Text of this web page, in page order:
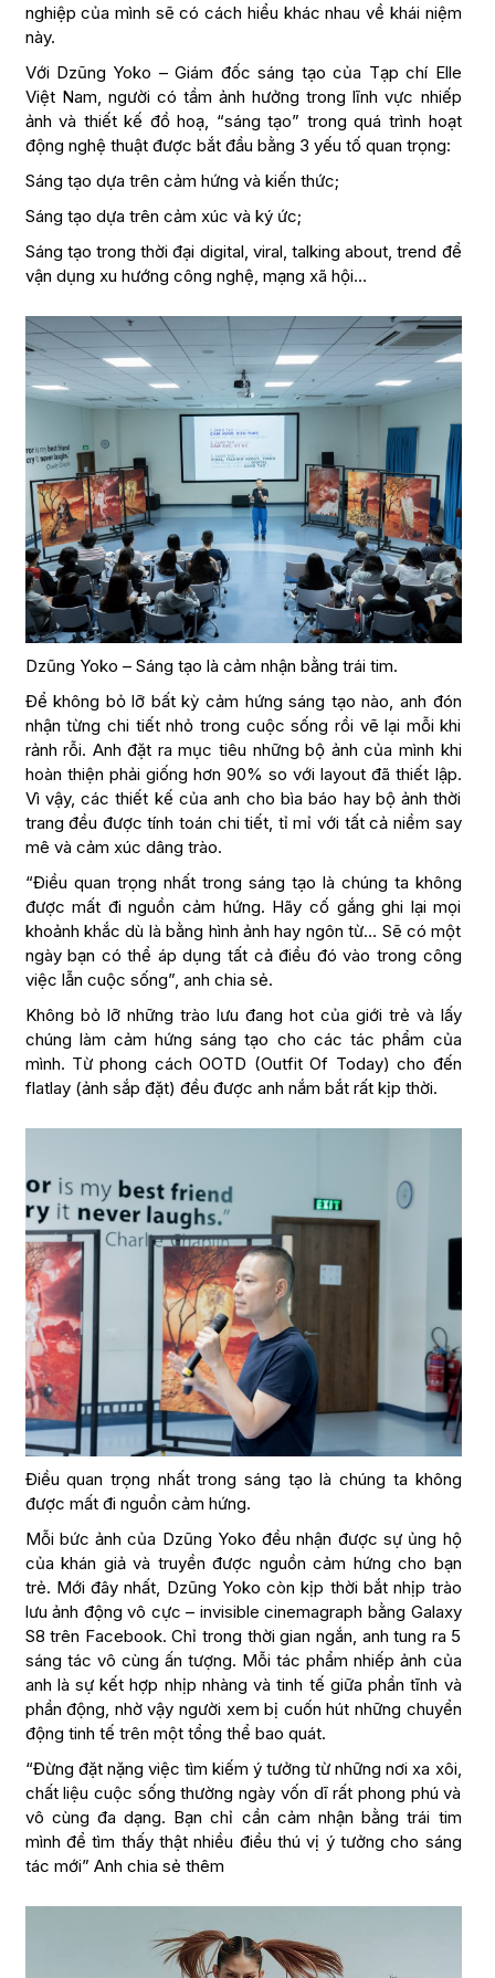
nghiệp của mình sẽ có cách hiểu khác nhau về khái niệm
này.
Với Dzũng Yoko – Giám đốc sáng tạo của Tạp chí Elle
Việt Nam, người có tầm ảnh hưởng trong lĩnh vực nhiếp
ảnh và thiết kế đồ hoạ, “sáng tạo” trong quá trình hoạt
động nghệ thuật được bắt đầu bằng 3 yếu tố quan trọng:
Sáng tạo dựa trên cảm hứng và kiến thức;
Sáng tạo dựa trên cảm xúc và ký ức;
Sáng tạo trong thời đại digital, viral, talking about, trend để
vận dụng xu hướng công nghệ, mạng xã hội…
Dzũng Yoko – Sáng tạo là cảm nhận bằng trái tim.
Để không bỏ lỡ bất kỳ cảm hứng sáng tạo nào, anh đón
nhận từng chi tiết nhỏ trong cuộc sống rồi vẽ lại mỗi khi
rảnh rỗi. Anh đặt ra mục tiêu những bộ ảnh của mình khi
hoàn thiện phải giống hơn 90% so với layout đã thiết lập.
Vì vậy, các thiết kế của anh cho bìa báo hay bộ ảnh thời
trang đều được tính toán chi tiết, tỉ mỉ với tất cả niềm say
mê và cảm xúc dâng trào.
“Điều quan trọng nhất trong sáng tạo là chúng ta không
được mất đi nguồn cảm hứng. Hãy cố gắng ghi lại mọi
khoảnh khắc dù là bằng hình ảnh hay ngôn từ… Sẽ có một
ngày bạn có thể áp dụng tất cả điều đó vào trong công
việc lẫn cuộc sống”, anh chia sẻ.
Không bỏ lỡ những trào lưu đang hot của giới trẻ và lấy
chúng làm cảm hứng sáng tạo cho các tác phẩm của
mình. Từ phong cách OOTD (Outfit Of Today) cho đến
flatlay (ảnh sắp đặt) đều được anh nắm bắt rất kịp thời.
Điều quan trọng nhất trong sáng tạo là chúng ta không
được mất đi nguồn cảm hứng.
Mỗi bức ảnh của Dzũng Yoko đều nhận được sự ủng hộ
của khán giả và truyền được nguồn cảm hứng cho bạn
trẻ. Mới đây nhất, Dzũng Yoko còn kịp thời bắt nhịp trào
lưu ảnh động vô cực – invisible cinemagraph bằng Galaxy
S8 trên Facebook. Chỉ trong thời gian ngắn, anh tung ra 5
sáng tác vô cùng ấn tượng. Mỗi tác phẩm nhiếp ảnh của
anh là sự kết hợp nhịp nhàng và tinh tế giữa phần tĩnh và
phần động, nhờ vậy người xem bị cuốn hút những chuyển
động tinh tế trên một tổng thể bao quát.
“Đừng đặt nặng việc tìm kiếm ý tưởng từ những nơi xa xôi,
chất liệu cuộc sống thường ngày vốn dĩ rất phong phú và
vô cùng đa dạng. Bạn chỉ cần cảm nhận bằng trái tim
mình để tìm thấy thật nhiều điều thú vị ý tưởng cho sáng
tác mới” Anh chia sẻ thêm